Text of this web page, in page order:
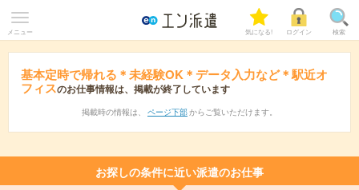
メニュー 気になる! ログイン 検索
基本定時で帰れる＊未経験OK＊データ入力など＊駅近オ
フィスのお仕事情報は、掲載が終了しています
掲載時の情報は、 ページ下部 からご覧いただけます。
お探しの条件に近い派遣のお仕事